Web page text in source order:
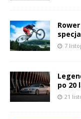
7
po 20
21